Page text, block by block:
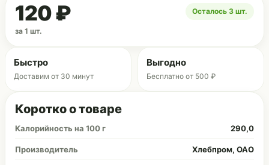
120 ₽
за 1 шт.
Осталось 3 шт.
Быстро
Доставим от 30 минут
Выгодно
Бесплатно от 500 ₽
Коротко о товаре
Калорийность на 100 г 290,0
Производитель Хлебпром, ОАО